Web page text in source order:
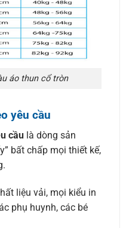
áo thun cổ tròn
yêu cầu
cầulà dòng sản
bất chấp mọi thiết kế,
liệu vải, mọi kiểu in
phụ huynh, các bé